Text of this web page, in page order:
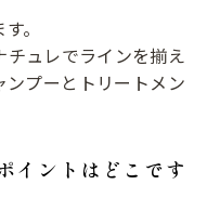
。
ュレでラインを揃え
ンプーとトリートメン
イントはどこです